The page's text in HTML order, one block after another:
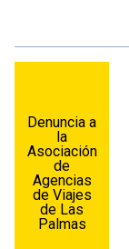
Denuncia a
la
Asociación
de
Agencias
de Viajes
de Las
Palmas